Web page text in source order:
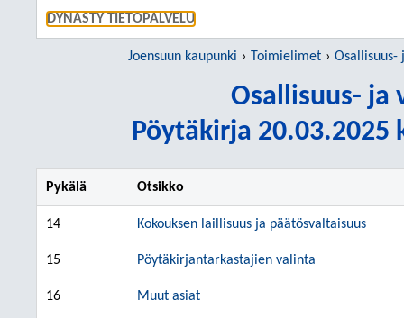
DYNASTY TIETOPALVELU
Joensuun kaupunki Toimielimet Osallisuus-
Osallisuus- ja
Pöytäkirja 20.03.2025
Pykälä Otsikko
14 Kokouksen laillisuus ja päätösvaltaisuus
15 Pöytäkirjantarkastajien valinta
16 Muut asiat